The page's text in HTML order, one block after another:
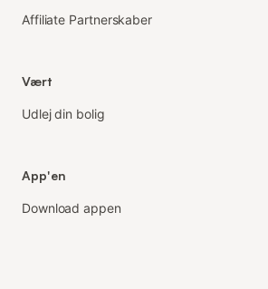
Affiliate Partnerskaber
Vært
Udlej din bolig
App'en
Download appen